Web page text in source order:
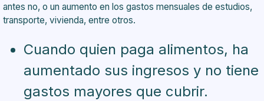
antes no, o un aumento en los gastos mensuales de estudios,
transporte, vivienda, entre otros.
Cuando quien paga alimentos, ha
aumentado sus ingresos y no tiene
gastos mayores que cubrir.